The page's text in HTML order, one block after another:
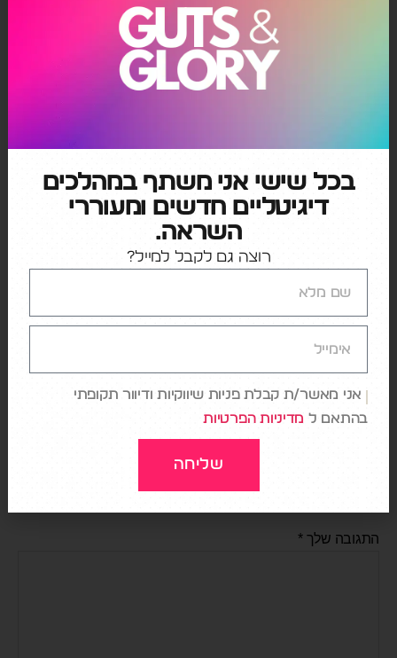
מנהלי שיווק,פרסום,
← מי נחשבת כחברה טכנולוגית?
לשלב בין מדיה, קמעונאות ופרסום דיגיטלי
כתיבת תגובה
התגובה שלך*
בכל שישי אני משתף במהלכים
דיגיטליים חדשים ומעוררי
השראה.
רוצה גם לקבל למייל?
אני מאשר/ת קבלת פניות שיווקיות ודיוור תקופתי
בהתאם ל מדיניות הפרטיות
שליחה